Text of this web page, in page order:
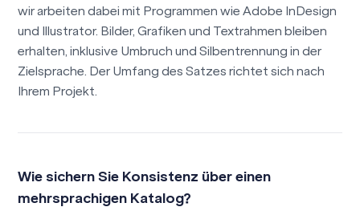
wir arbeiten dabei mit Programmen wie Adobe InDesign
und Illustrator. Bilder, Grafiken und Textrahmen bleiben
erhalten, inklusive Umbruch und Silbentrennung in der
Zielsprache. Der Umfang des Satzes richtet sich nach
Ihrem Projekt.
Wie sichern Sie Konsistenz über einen
mehrsprachigen Katalog?